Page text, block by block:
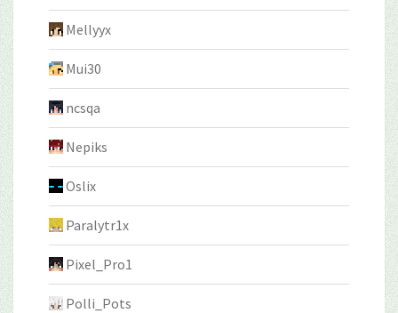
Mellyyx
Mui30
ncsqa
Nepiks
Oslix
Paralytr1x
Pixel_Pro1
Polli_Pots